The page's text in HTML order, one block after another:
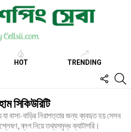
HOT TRENDING
US
সিকিউরিটি
যা বাসা-বাড়ির নিরাপত্তার জন্য ব্যবহৃত হয় সেসব
ব্লগ নিয়ে তথ্যসমৃদ্ধ ক্যাটাগরি।